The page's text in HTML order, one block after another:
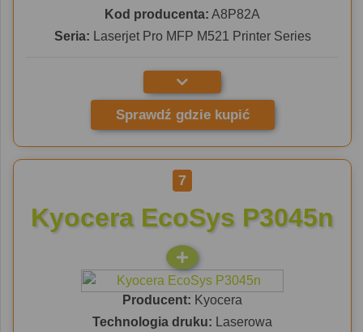
Kod producenta: A8P82A
Seria: Laserjet Pro MFP M521 Printer Series
Sprawdź gdzie kupić
7
Kyocera EcoSys P3045n
Producent: Kyocera
Technologia druku: Laserowa